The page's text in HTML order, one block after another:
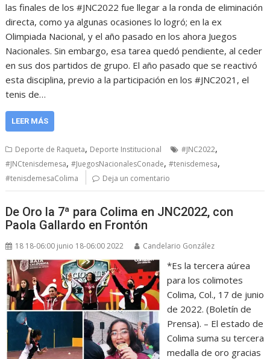
las finales de los #JNC2022 fue llegar a la ronda de eliminación
directa, como ya algunas ocasiones lo logró; en la ex
Olimpiada Nacional, y el año pasado en los ahora Juegos
Nacionales. Sin embargo, esa tarea quedó pendiente, al ceder
en sus dos partidos de grupo. El año pasado que se reactivó
esta disciplina, previo a la participación en los #JNC2021, el
tenis de…
LEER MÁS
Deporte de Raqueta, Deporte Institucional #JNC2022,
#JNCtenisdemesa,#JuegosNacionalesConade,#tenisdemesa,
#tenisdemesaColima Deja un comentario
De Oro la 7ª para Colima en JNC2022, con
Paola Gallardo en Frontón
18 18-06:00 junio 18-06:00 2022 Candelario González
*Es la tercera aúrea
para los colimotes
Colima, Col., 17 de junio
de 2022. (Boletín de
Prensa). – El estado de
Colima suma su tercera
medalla de oro gracias